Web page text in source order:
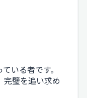
いる者です。
完璧を追い求め